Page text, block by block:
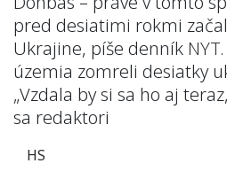
pred desiatimi rokmi
Ukrajine, píše denník NYT
územia zomreli desiatky
„Vzdala by si sa ho aj
sa redaktori
HS